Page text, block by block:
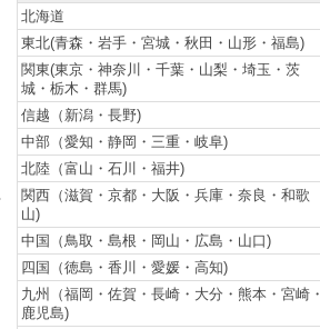
北海道
東北(青森・岩手・宮城・秋田・山形・福島)
関東(東京・神奈川・千葉・山梨・埼玉・茨
城・栃木・群馬)
信越（新潟・長野)
中部（愛知・静岡・三重・岐阜)
北陸（富山・石川・福井)
関西（滋賀・京都・大阪・兵庫・奈良・和歌
山)
中国（鳥取・島根・岡山・広島・山口)
四国（徳島・香川・愛媛・高知)
九州（福岡・佐賀・長崎・大分・熊本・宮崎・
鹿児島)